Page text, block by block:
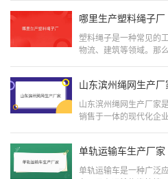
作原理是什么？在...
哪里生产塑料绳子厂
塑料绳子是一种常见的
物流、建筑等领域。那
山东滨州绳网生产厂
山东滨州绳网生产厂家
销售于一体的现代化企
将从多个方面介绍...
单轨运输车生产厂家
单轨运输车是一种广泛